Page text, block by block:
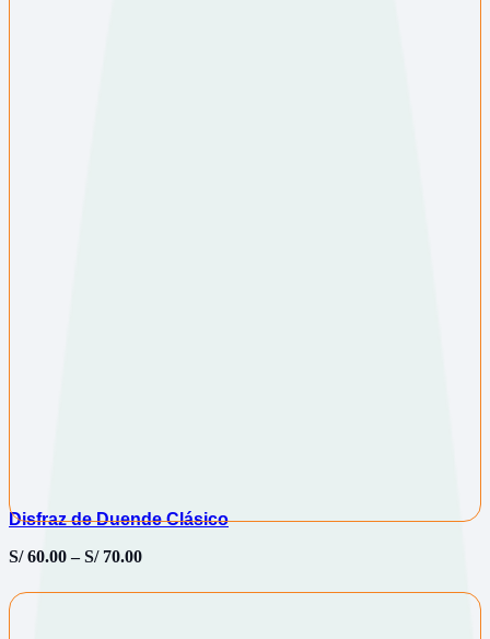
Disfraz de Duende Clásico
S/60.00–S/70.00